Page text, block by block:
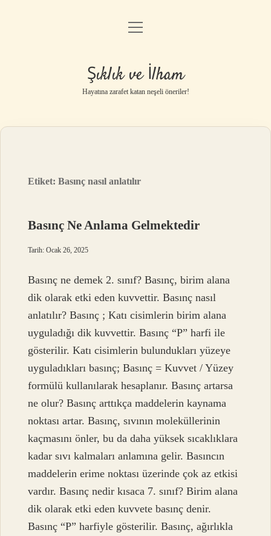
Anasayfa
Gizlilik Politikası
Yasal Uyarı
menüyü
Şıklık ve İlham
Hayatına zarafet katan neşeli öneriler!
Etiket:Basınç nasıl anlatılır
Basınç Ne Anlama Gelmektedir
Tarih: Ocak 26, 2025
Basınç ne demek 2. sınıf? Basınç, birim alana
dik olarak etki eden kuvvettir. Basınç nasıl
anlatılır? Basınç ; Katı cisimlerin birim alana
uyguladığı dik kuvvettir. Basınç “P” harfi ile
gösterilir. Katı cisimlerin bulundukları yüzeye
uyguladıkları basınç; Basınç = Kuvvet / Yüzey
formülü kullanılarak hesaplanır. Basınç artarsa
ne olur? Basınç arttıkça maddelerin kaynama
noktası artar. Basınç, sıvının moleküllerinin
kaçmasını önler, bu da daha yüksek sıcaklıklara
kadar sıvı kalmaları anlamına gelir. Basıncın
maddelerin erime noktası üzerinde çok az etkisi
vardır. Basınç nedir kısaca 7. sınıf? Birim alana
dik olarak etki eden kuvvete basınç denir.
Basınç “P” harfiyle gösterilir. Basınç, ağırlıkla